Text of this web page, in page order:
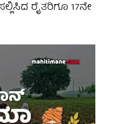
ರೈತರಿಗೂ 17ನೇ